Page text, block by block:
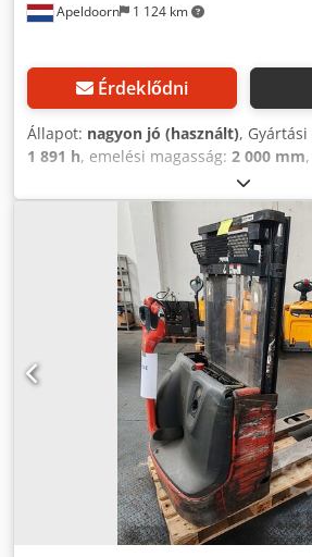
Apeldoorn 1 124 km
Érdeklődni
Állapot: nagyon jó (használt), Gyártási
1 891 h, emelési magasság: 2 000 mm
, teljes magasság:1 940 mm
1 800 mm, teljes szélesség:800 mm,
tömeg: 728 kg Emelési kapacitás: 1
Műszaki állapot: nagyon jó Optikai
Dsdew U Anropfx Ah Djkr Általános
Németország Állapot CE-típus: CE